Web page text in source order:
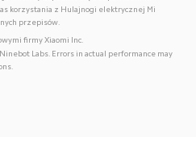
korzystania z Hulajnogi elektrycznej Mi
przepisów.
firmy Xiaomi Inc.
Labs. Errors in actual performance may